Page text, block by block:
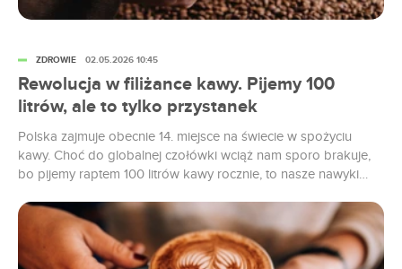
Rewolucja w filiżance kawy. Pijemy 100
litrów, ale to tylko przystanek
Polska zajmuje obecnie 14. miejsce na świecie w spożyciu
kawy. Choć do globalnej czołówki wciąż nam sporo brakuje,
bo pijemy raptem 100 litrów kawy rocznie, to nasze nawyki
potencjał wzrostu. Kawa to dla wielu Polaków obowiązkowy
punkt dnia, ale to, jaką tę jak ją pijemy, zależy od...
ZDROWIE 02.05.2026 10:45